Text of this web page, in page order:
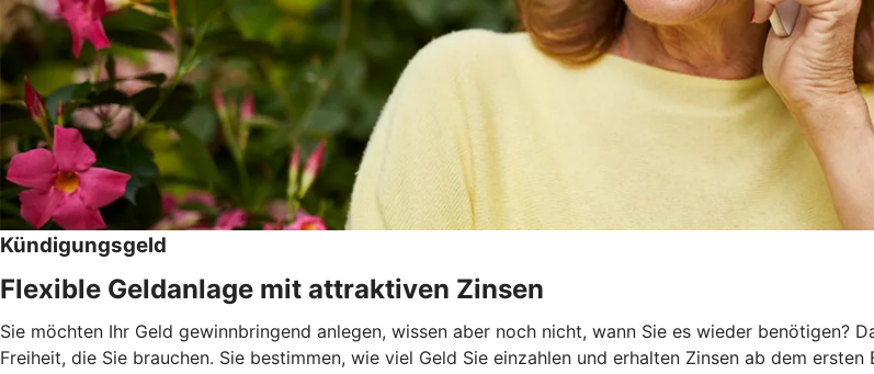
Kündigungsgeld
Flexible Geldanlage mit attraktiven Zinsen
Sie möchten Ihr Geld gewinnbringend anlegen, wissen aber noch nicht, wann Sie es wieder benötigen?
Freiheit, die Sie brauchen. Sie bestimmen, wie viel Geld Sie einzahlen und erhalten Zinsen ab dem ersten